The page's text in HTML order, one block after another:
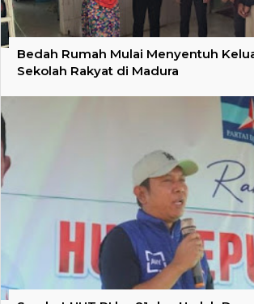
Bedah Rumah Mulai Menyentuh
Sekolah Rakyat di Madura